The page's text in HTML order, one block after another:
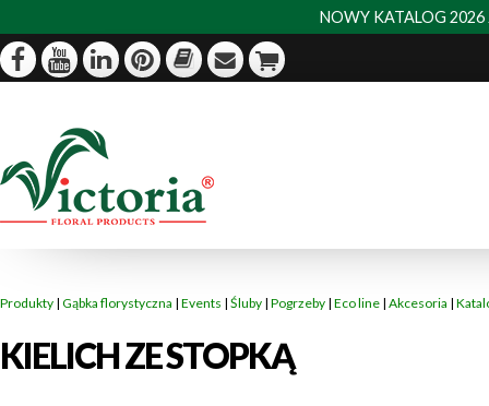
NOWY KATALOG 2026
Produkty | Gąbka florystyczna | Events | Śluby | Pogrzeby | Eco line | Akcesoria |
KIELICH ZE STOPKĄ